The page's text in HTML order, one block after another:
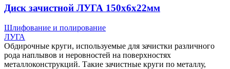
Диск зачистной ЛУГА 150х6х22мм
Шлифование и полирование
ЛУГА
Обдирочные круги, используемые для зачистки различного
рода наплывов и неровностей на поверхностях
металлоконструкций. Такие зачистные круги по металлу,